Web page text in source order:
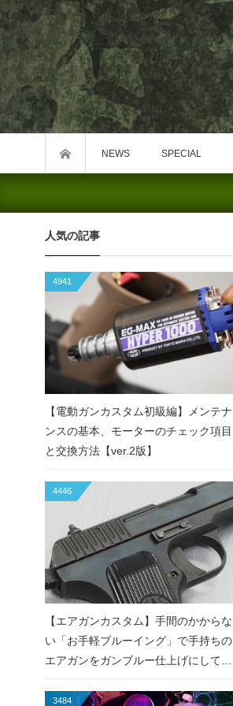
NEWS SPECIAL
人気の記事
4941
【電動ガンカスタム初級編】メンテナ
ンスの基本、モーターのチェック項目
と交換方法【ver.2版】
4446
【エアガンカスタム】手間のかからな
い「お手軽ブルーイング」で手持ちの
エアガンをガンブルー仕上げにしてみ
3484